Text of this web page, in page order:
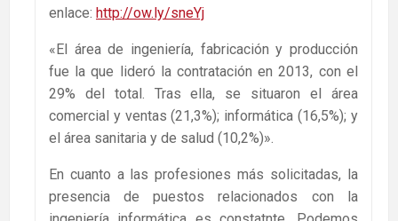
enlace: http://ow.ly/sneYj
«El área de ingeniería, fabricación y producción
fue la que lideró la contratación en 2013, con el
29% del total. Tras ella, se situaron el área
comercial y ventas (21,3%); informática (16,5%); y
el área sanitaria y de salud (10,2%)».
En cuanto a las profesiones más solicitadas, la
presencia de puestos relacionados con la